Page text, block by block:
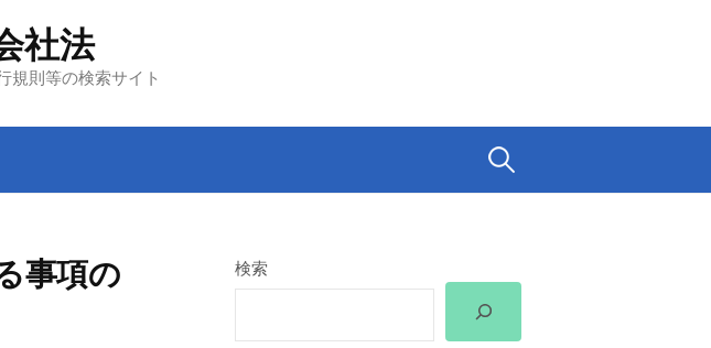
社法
規則等の検索サイト
検
事項の
検索